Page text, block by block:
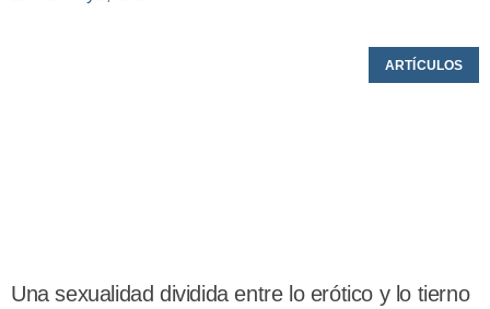
ARTÍCULOS
Una sexualidad dividida entre lo erótico y lo tierno